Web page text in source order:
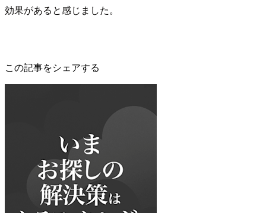
効果があると感じました。
この記事をシェアする